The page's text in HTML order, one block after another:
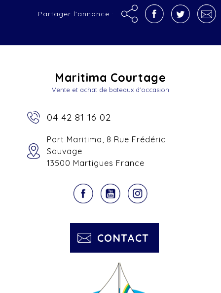
Partager l'annonce :
Maritima Courtage
Vente et achat de bateaux d'occasion
04 42 81 16 02
Port Maritima, 8 Rue Frédéric
Sauvage
13500 Martigues France
CONTACT